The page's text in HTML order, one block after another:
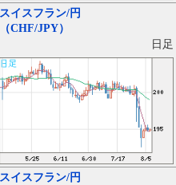
スイスフラン/円
（CHF/JPY）
日足
スイスフラン/円